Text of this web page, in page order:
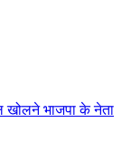
खोलने भाजपा के नेता